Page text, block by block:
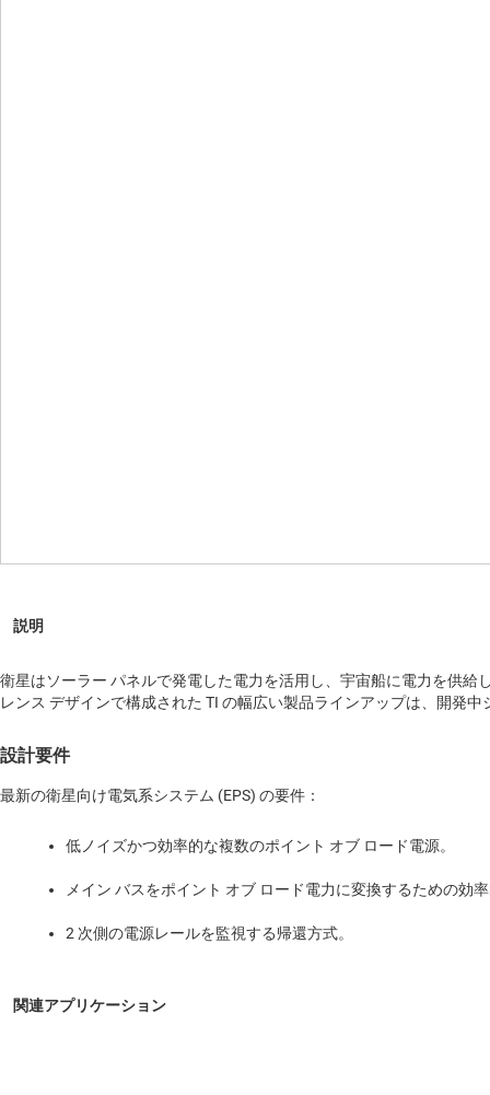
衛星はソーラー パネルで発電した電力を活用し、宇宙船に電力を供
レンス デザインで構成された TI の幅広い製品ラインアップは、開発
設計要件
最新の衛星向け電気系システム (EPS) の要件：
低ノイズかつ効率的な複数のポイント オブ ロード電源。
メイン バスをポイント オブ ロード電力に変換するための効
2 次側の電源レールを監視する帰還方式。